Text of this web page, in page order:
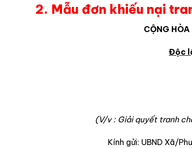
2. Mẫu đơn khiếu nại
CỘNG
Độc
…,
(V/v : Giải quyết tranh
Kính gửi: UBND Xã/